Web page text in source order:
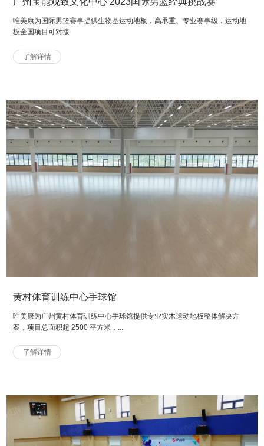
唯美康为国际男篮赛事提供生物基运动地板，高承重、专业赛事级，运动地
板全国项目可对接
了解详情
黄村体育训练中心手球馆
唯美康为广州黄村体育训练中心手球馆提供专业实木运动地板整体解决方
案，项目总面积超 2500 平方米，...
了解详情